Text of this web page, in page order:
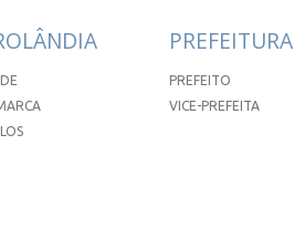
PREFEITURA
PREFEITO
VICE-PREFEITA